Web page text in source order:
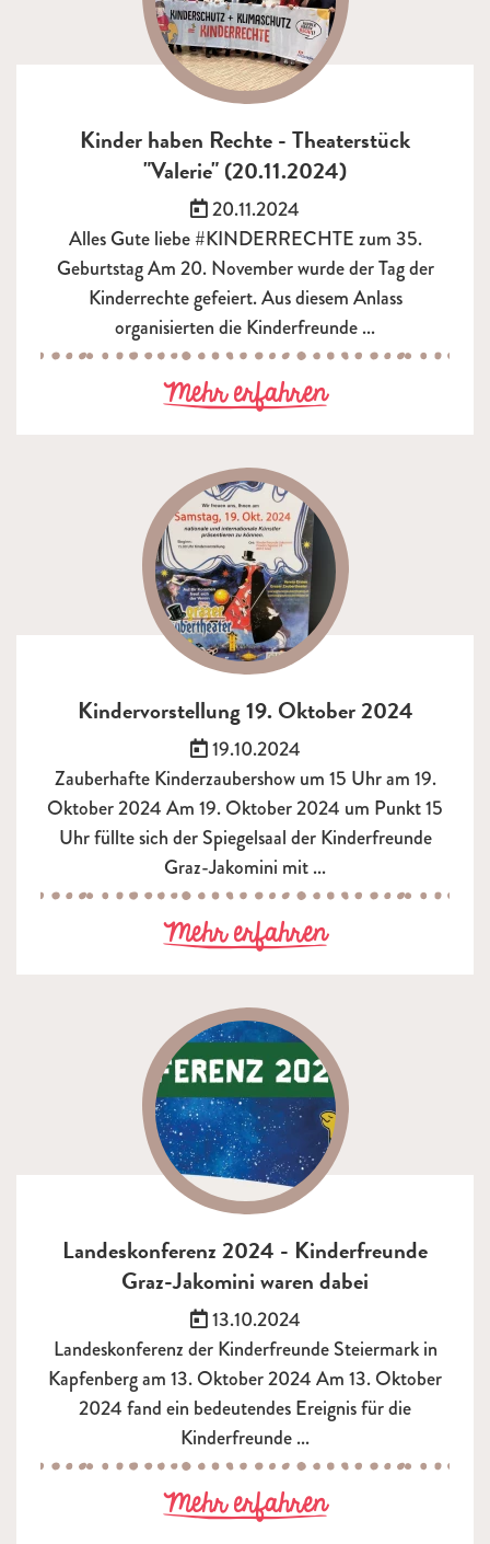
Kinder haben Rechte - Theaterstück
"Valerie" (20.11.2024)
Veröffentlicht am:
20.11.2024
Alles Gute liebe #KINDERRECHTE zum 35.
Geburtstag Am 20. November wurde der Tag der
Kinderrechte gefeiert. Aus diesem Anlass
organisierten die Kinderfreunde ...
Mehr erfahrenzu Kinder
Kindervorstellung 19. Oktober 2024
Veröffentlicht am:
19.10.2024
Zauberhafte Kinderzaubershow um 15 Uhr am 19.
Oktober 2024 Am 19. Oktober 2024 um Punkt 15
Uhr füllte sich der Spiegelsaal der Kinderfreunde
Graz-Jakomini mit ...
Mehr erfahrenzu
Landeskonferenz 2024 - Kinderfreunde
Graz-Jakomini waren dabei
Veröffentlicht am:
13.10.2024
Landeskonferenz der Kinderfreunde Steiermark in
Kapfenberg am 13. Oktober 2024 Am 13. Oktober
2024 fand ein bedeutendes Ereignis für die
Kinderfreunde ...
Mehr erfahrenzu